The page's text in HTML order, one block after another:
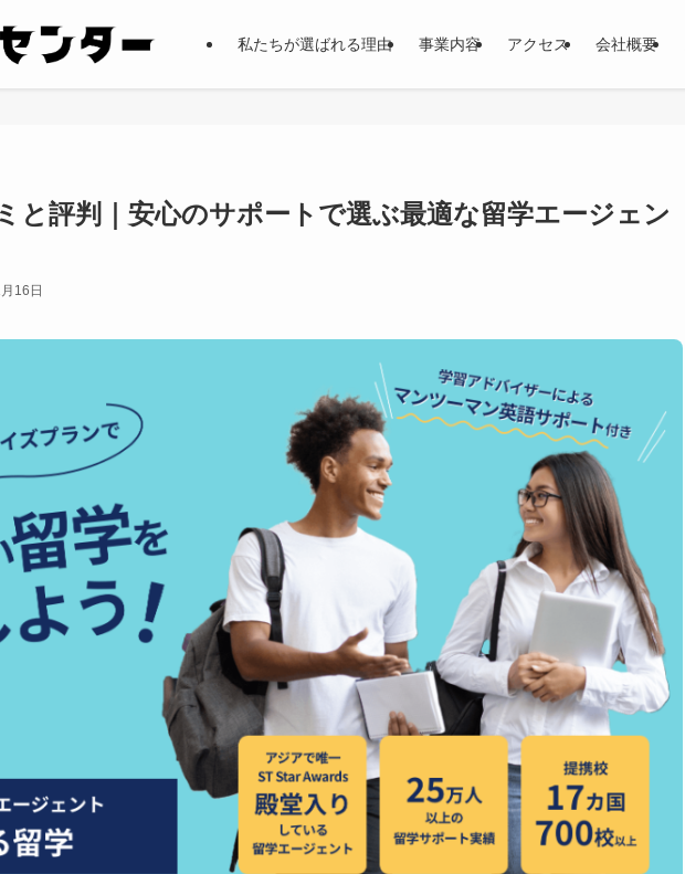
私たちが選ばれる理由 事業内容 アクセス 会社概要
と評判｜安心のサポートで選ぶ最適な留学エージェン
16日